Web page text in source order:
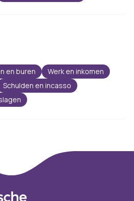
en buren
Werk en inkomen
Schulden en incasso